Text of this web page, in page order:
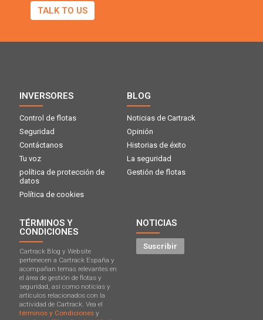
TALK TO US
INVERSORES
Control de flotas
Seguridad
Contáctanos
Tu voz
política de protección de
datos
Política de cookies
BLOG
Noticias de Cartrack
Opinión
Historias de éxito
La seguridad
Gestión de flotas
NOTICIAS
Suscribir
TÉRMINOS Y
CONDICIONES
Cartrack Blog y Website
pertenecen a Cartrack España y
acompañan temas relevantes en
el área de gestión de flotas y
seguridad, así como noticias y
artículos relacionados con la
actividad de Cartrack. Vea el
términos y Condiciones y